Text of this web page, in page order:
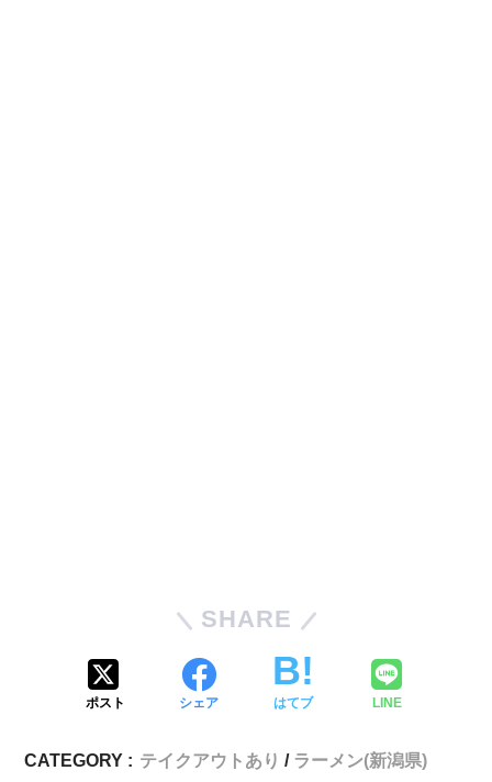
SHARE
ポスト シェア はてブ LINE
CATEGORY : テイクアウトあり ラーメン(新潟県)